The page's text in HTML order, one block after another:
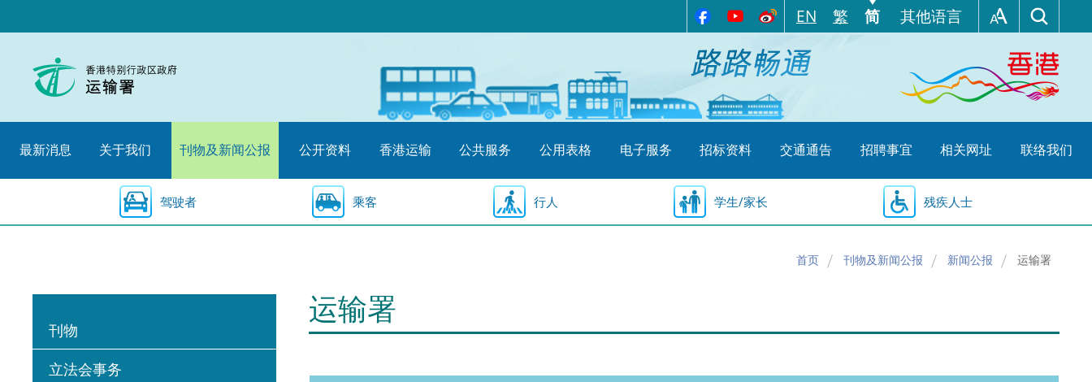
至
始
EN 繁 简 其他语言
最新消息 关于我们 刊物及新闻公报 公开资料 香港运输 公共服务 公用表格 电子服务 招标资料 交通通告 招聘事宜 相关网址 联络我们
驾驶者 乘客 行人 学生/家长 残疾人士
首页 刊物及新闻公报 新闻公报 运输署
刊物
立法会事务
运输署